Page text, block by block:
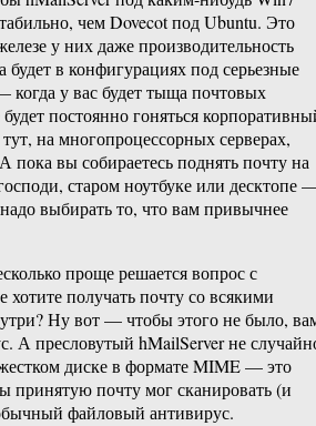
чем Dovecot под Ubuntu. Это
у них даже производительность
будет в конфигурациях под серьезные
у вас будет тыща почтовых
постоянно гоняться
на многопроцессорных серверах,
пока вы собираетесь поднять почту на
старом ноутбуке или десктопе
выбирать то, что вам привычнее
проще решается вопрос с
получать почту со всякими
Ну вот — чтобы этого не было,
А пресловутый hMailServer не
диске в формате MIME — это
принятую почту мог сканировать (и
файловый антивирус.